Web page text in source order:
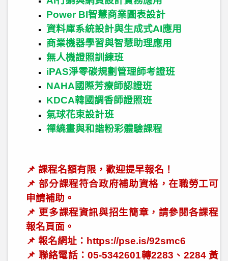
Power BI智慧商業圖表設計
資料庫系統設計與生成式AI應用
商業機器學習與智慧助理應用
無人機證照訓練班
iPAS淨零碳規劃管理師考證班
NAHA國際芳療師認證班
KDCA韓國調香師證照班
氣球花束設計班
禪繞畫與和諧粉彩體驗課程
📌 課程名額有限，歡迎提早報名！
📌 部分課程符合政府補助資格，在職勞工可
申請補助。
📌 更多課程資訊與招生簡章，請參閱各課程
報名頁面。
📌 報名網址： https://pse.is/92smc6
📌 聯絡電話：05-5342601轉2283 、 2284 黃